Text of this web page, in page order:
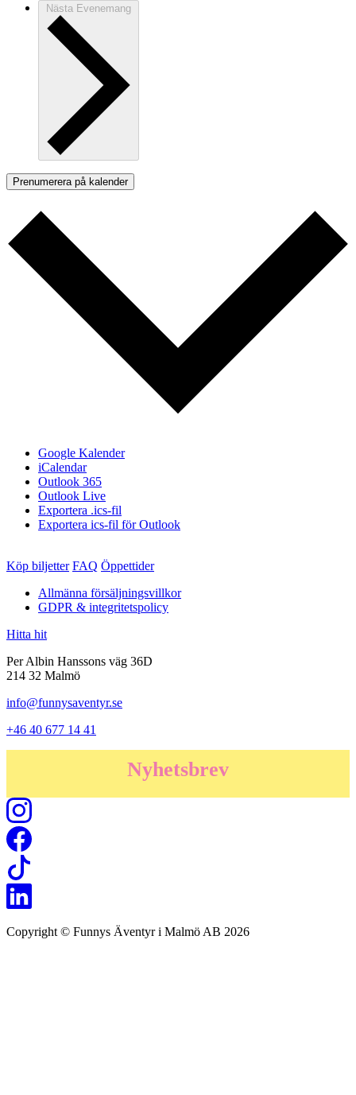
Nästa Evenemang
Prenumerera på kalender
Google Kalender
iCalendar
Outlook 365
Outlook Live
Exportera .ics-fil
Exportera ics-fil för Outlook
Köp biljetter FAQ Öppettider
Allmänna försäljningsvillkor
GDPR & integritetspolicy
Hitta hit
Per Albin Hanssons väg 36D
214 32 Malmö
info@funnysaventyr.se
+46 40 677 14 41
Nyhetsbrev
Copyright © Funnys Äventyr i Malmö AB 2026